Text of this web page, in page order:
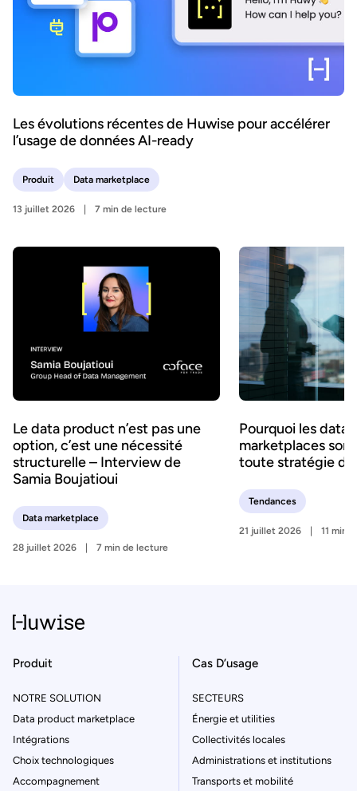
Les évolutions récentes de Huwise pour accélérer
l’usage de données AI-ready
Produit Data marketplace
13 juillet 2026 7 min de lecture
Le data product n’est pas une
option, c’est une nécessité
structurelle – Interview de
Samia Boujatioui
Data marketplace
28 juillet 2026 7 min de lecture
Pourquoi les data
marketplaces
toute stratégie
Tendances
21 juillet 2026 11 min
Produit
NOTRE SOLUTION
Data product marketplace
Intégrations
Choix technologiques
Accompagnement
Cas D’usage
SECTEURS
Énergie et utilities
Collectivités locales
Administrations et institutions
Transports et mobilité